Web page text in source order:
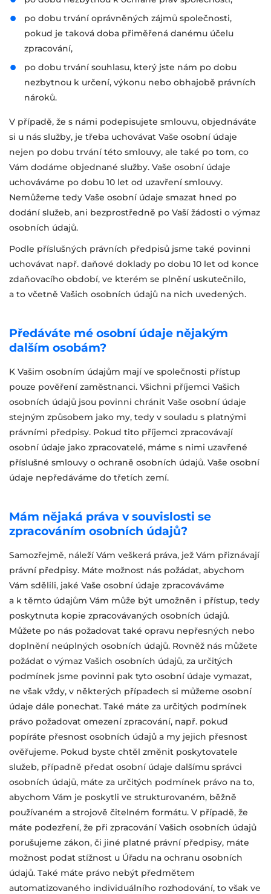
po dobu trvání oprávněných zájmů společnosti,
pokud je taková doba přiměřená danému účelu
zpracování,
po dobu trvání souhlasu, který jste nám po dobu
nezbytnou k určení, výkonu nebo obhajobě právních
nároků.
V případě, že s námi podepisujete smlouvu, objednáváte
si u nás služby, je třeba uchovávat Vaše osobní údaje
nejen po dobu trvání této smlouvy, ale také po tom, co
Vám dodáme objednané služby. Vaše osobní údaje
uchováváme po dobu 10 let od uzavření smlouvy.
Nemůžeme tedy Vaše osobní údaje smazat hned po
dodání služeb, ani bezprostředně po Vaší žádosti o výmaz
osobních údajů.
Podle příslušných právních předpisů jsme také povinni
uchovávat např. daňové doklady po dobu 10 let od konce
zdaňovacího období, ve kterém se plnění uskutečnilo,
a to včetně Vašich osobních údajů na nich uvedených.
Předáváte mé osobní údaje nějakým
dalším osobám?
K Vašim osobním údajům mají ve společnosti přístup
pouze pověření zaměstnanci. Všichni příjemci Vašich
osobních údajů jsou povinni chránit Vaše osobní údaje
stejným způsobem jako my, tedy v souladu s platnými
právními předpisy. Pokud tito příjemci zpracovávají
osobní údaje jako zpracovatelé, máme s nimi uzavřené
příslušné smlouvy o ochraně osobních údajů. Vaše osobní
údaje nepředáváme do třetích zemí.
Mám nějaká práva v souvislosti se
zpracováním osobních údajů?
Samozřejmě, náleží Vám veškerá práva, jež Vám přiznávají
právní předpisy. Máte možnost nás požádat, abychom
Vám sdělili, jaké Vaše osobní údaje zpracováváme
a k těmto údajům Vám může být umožněn i přístup, tedy
poskytnuta kopie zpracovávaných osobních údajů.
Můžete po nás požadovat také opravu nepřesných nebo
doplnění neúplných osobních údajů. Rovněž nás můžete
požádat o výmaz Vašich osobních údajů, za určitých
podmínek jsme povinni pak tyto osobní údaje vymazat,
ne však vždy, v některých případech si můžeme osobní
údaje dále ponechat. Také máte za určitých podmínek
právo požadovat omezení zpracování, např. pokud
popíráte přesnost osobních údajů a my jejich přesnost
ověřujeme. Pokud byste chtěl změnit poskytovatele
služeb, případně předat osobní údaje dalšímu správci
osobních údajů, máte za určitých podmínek právo na to,
abychom Vám je poskytli ve strukturovaném, běžně
používaném a strojově čitelném formátu. V případě, že
máte podezření, že při zpracování Vašich osobních údajů
porušujeme zákon, či jiné platné právní předpisy, máte
možnost podat stížnost u Úřadu na ochranu osobních
údajů. Také máte právo nebýt předmětem
automatizovaného individuálního rozhodování, to však ve